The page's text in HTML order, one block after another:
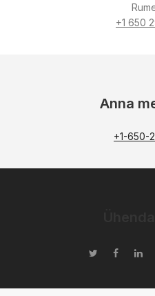
+1 650
Anna
+1-650-